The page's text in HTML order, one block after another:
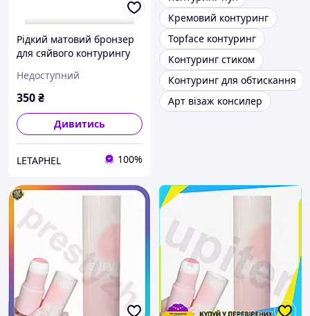
Рідкий матовий бронзер
для сяйвого контурингу
Beam Matte Liquid
Bronzer
Недоступний
350₴
Дивитись
LETAPHEL 100%
Кремовий контуринг
Topface контуринг
Контуринг стиком
Контуринг для обтискання
Арт візаж консилер